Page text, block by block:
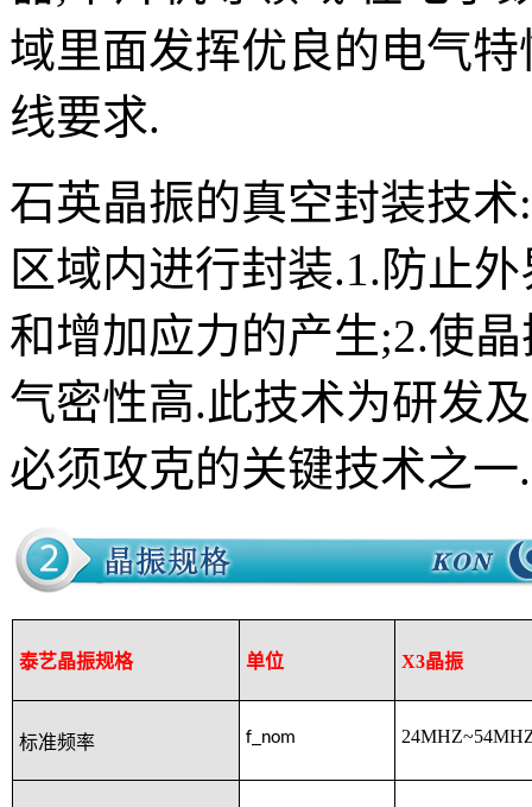
域里面发挥优良的电气
线要求.
石英晶振的真空封装技术
区域内进行封装.1.防止
和增加应力的产生;2.使
气密性高.此技术为研发
必须攻克的关键技术之一.
泰艺晶振规格 单位 X3晶振
标准频率 f_nom